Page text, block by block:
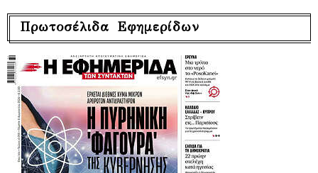
Πρωτοσέλιδα Εφημερίδων